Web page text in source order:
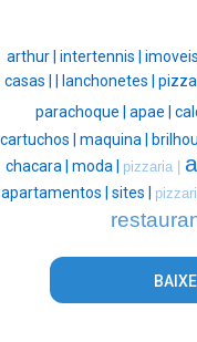
arthur | intertennis | imoveis
casas |
lanchonetes |
parachoque | apae |
cartuchos | maquina |
chacara | moda | pizzaria |
apartamentos | sites |